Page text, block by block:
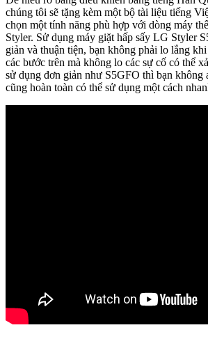
chúng tôi sẽ tặng kèm một bộ tài liệu tiếng
chọn một tính năng phù hợp với dòng máy
Styler. Sử dụng máy giặt hấp sấy LG Styler
giản và thuận tiện, bạn không phải lo lắng
các bước trên mà không lo các sự cố có thể
sử dụng đơn giản như S5GFO thì bạn không
cũng hoàn toàn có thể sử dụng một cách